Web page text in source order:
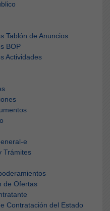
Tablón de Anuncios
BOP
Actividades
e
Trámites
de Ofertas
Contratación del Estado